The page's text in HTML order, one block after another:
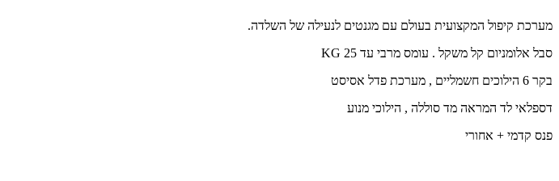
מערכת קיפול המקצועית בעולם עם מגנטים לנעילה של השלדה.
סבל אלומניום קל משקל . עומס מרבי עד 25 KG
בקר 6 הילוכים חשמליים , מערכת פדל אסיסט
דספלאי לד המראה מד סוללה , הילוכי מנוע
פנס קדמי + אחורי